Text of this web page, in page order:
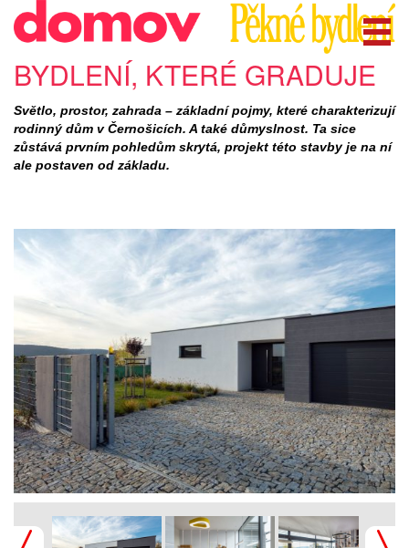
BYDLENÍ, KTERÉ GRADUJE
Světlo, prostor, zahrada – základní pojmy, které charakterizují
rodinný dům v Černošicích. A také důmyslnost. Ta sice
zůstává prvním pohledům skrytá, projekt této stavby je na ní
ale postaven od základu.